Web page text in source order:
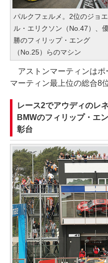
パルクフェルメ。2位のジョエ
ル・エリクソン（No.47）、
勝のフィリップ・エング
（No.25）らのマシン
アストンマーティンはポ
マーティン最上位の総合8
レース2でアウディのレ
BMWのフィリップ・エ
彰台